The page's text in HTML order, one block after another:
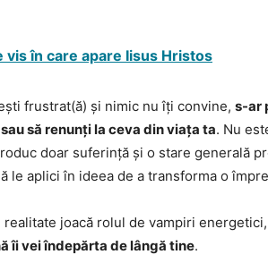
vis în care apare Iisus Hristos
frustrat(ă) și nimic nu îți convine, s-ar
să renunți la ceva din viața ta. Nu
doar suferință și o stare generală
le aplici în ideea de a transforma o
realitate joacă rolul de vampiri energetici,
îi vei îndepărta de lângă tine.